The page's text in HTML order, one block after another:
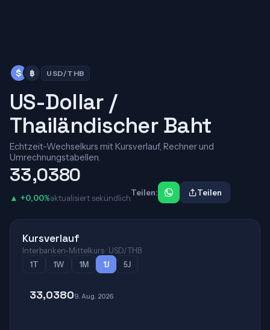
$ ฿ USD/THB
US-Dollar /
Thailändischer Baht
Echtzeit-Wechselkurs mit Kursverlauf, Rechner und
Umrechnungstabellen.
33,0380
▲ +0,00%aktualisiert sekündlich
Teilen: Teilen
Kursverlauf
Interbanken-Mittelkurs · USD/THB
1T
1W 1M 1J 5J
33,03809. Aug. 2026